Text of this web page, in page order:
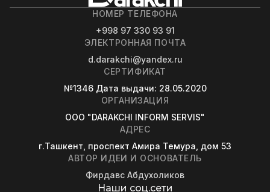
НОМЕР ТЕЛЕФОНА
+998 97 330 93 91
ЭЛЕКТРОННАЯ ПОЧТА
d.darakchi@yandex.ru
СЕРТИФИКАТ
№1346 Дата выдачи: 28.05.2020
ОРГАНИЗАЦИЯ
OOO "DARAKCHI INFORM SERVIS"
АДРЕС
г.Ташкент, проспект Амира Темура, дом 53
АВТОР ИДЕИ И ОСНОВАТЕЛЬ
Фирдавс Абдухоликов
Наши соц.сети